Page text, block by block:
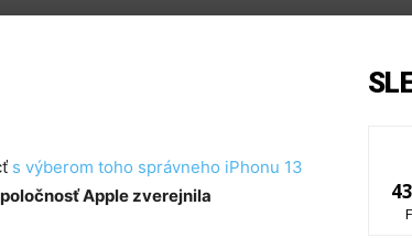
s výberom toho správneho iPhonu 13
Apple zverejnila